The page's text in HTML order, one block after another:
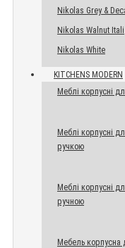
Nikolas Grey &
Nikolas Walnut Itali
Nikolas White
KITCHENS MODERN
Меблі корпусні
Меблі корпусні
ручкою
Меблі корпусні
ручною
Мебель